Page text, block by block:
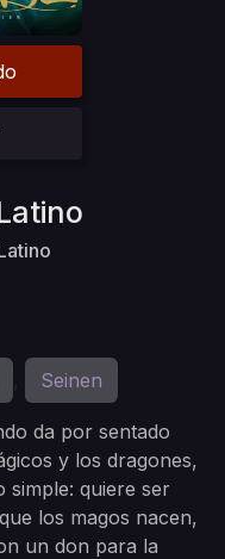
Seinen
da por sentado
y los dragones,
simple: quiere ser
los magos nacen,
un don para la